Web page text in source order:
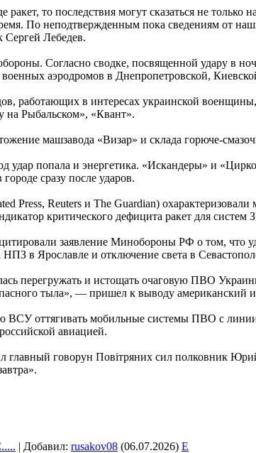
ракет, то последствия могут сказаться не
По неподтвержденным пока сведениям от
Сергей Лебедев.
Согласно сводке, посвященной удару в
аэродромов в Днепропетровской,
работающих в интересах украинской
на Рыбальском», «Квант».
машзавода «Визар» и склада горюче-
удар попала и энергетика. «Искандеры» и
сразу после ударов.
Press, Reuters и The Guardian)
критического дефицита ракет для систем
заявление Минобороны РФ о том, что
в Ярославле и отключение света в
перегружать и истощать очаговую ПВО
тыла», — пришел к выводу американский
ВСУ оттягивать мобильные системы ПВО с
авиацией.
главный говорун Повiтряних сил полковник
| Добавил: rusakov08 (06.07.2026) E